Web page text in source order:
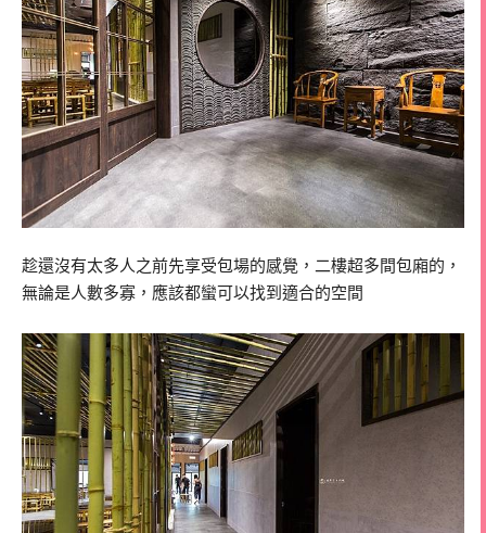
趁還沒有太多人之前先享受包場的感覺，二樓超多間包廂的，
無論是人數多寡，應該都蠻可以找到適合的空間